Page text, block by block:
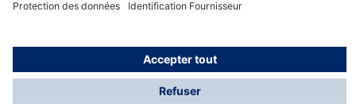
© Dräger France SAS, 2024
*Prix hors taxe. Frais de gestion et de livraison standard
offerts; Indépendamment de la valeur ou du volume de